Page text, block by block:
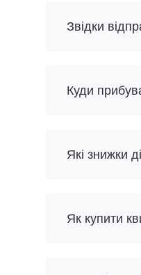
Звідки
Куди
Які знижки
Як купити